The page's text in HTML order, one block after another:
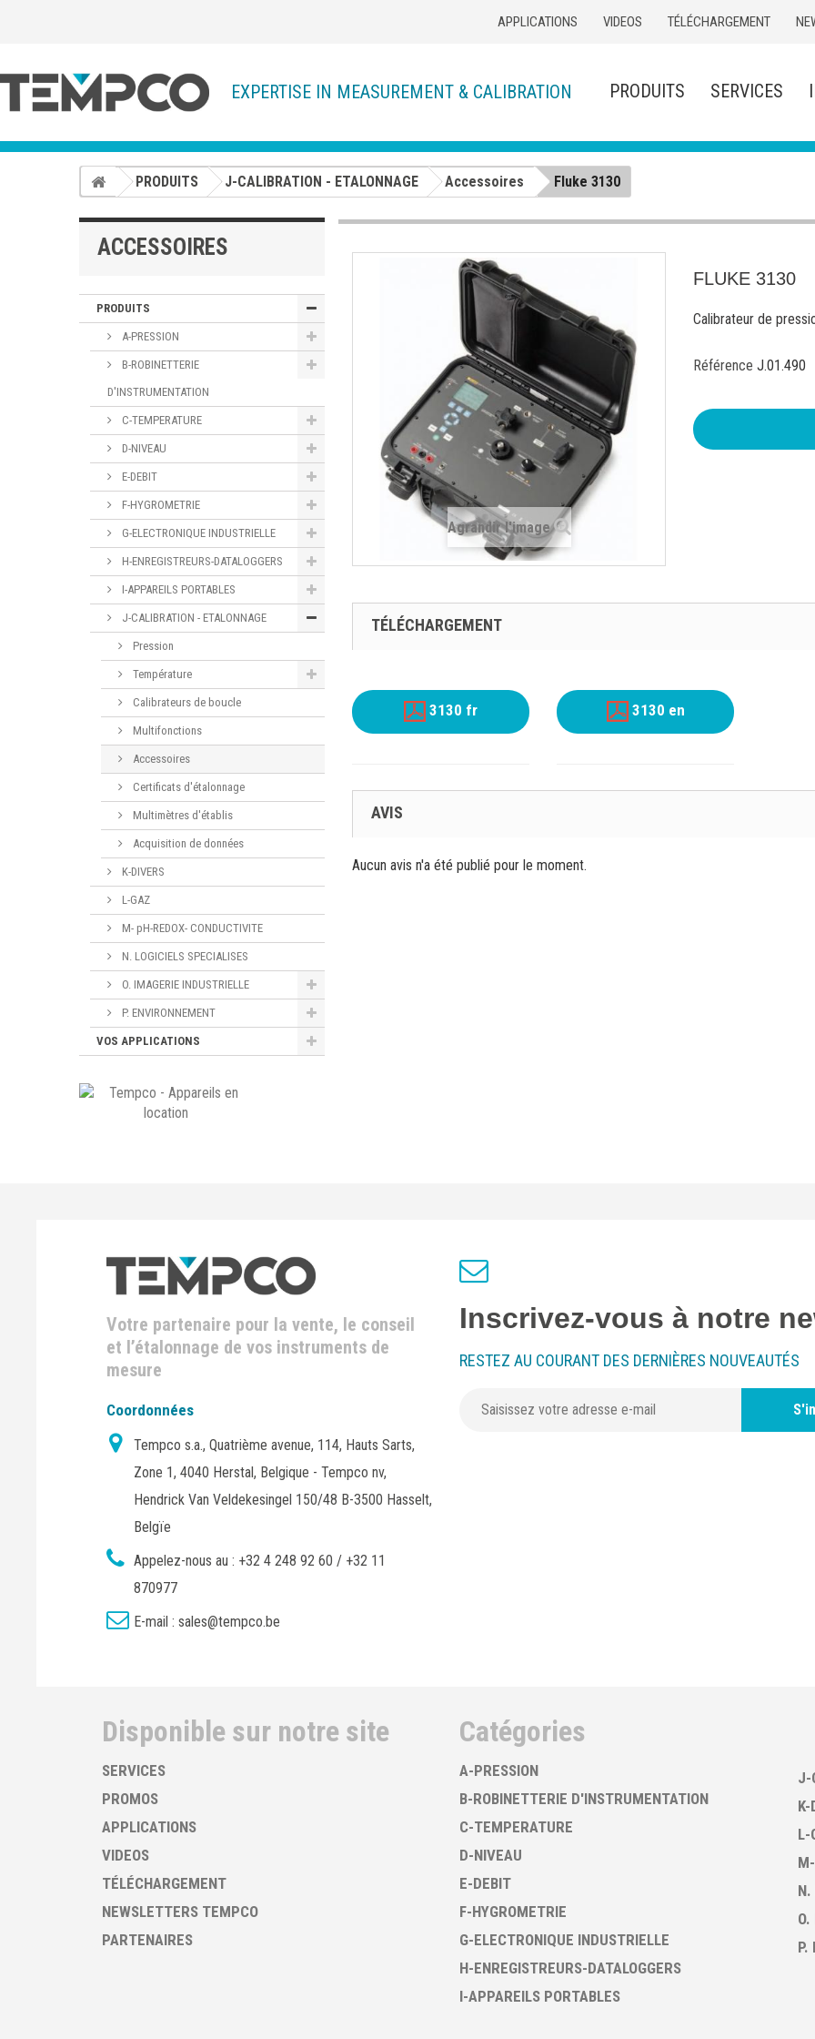
APPLICATIONS VIDEOS TÉLÉCHARGEMENT
EXPERTISE IN MEASUREMENT & CALIBRATION PRODUITS SERVICES
PRODUITS J-CALIBRATION - ETALONNAGE Accessoires Fluke 3130
ACCESSOIRES
PRODUITS
A-PRESSION
B-ROBINETTERIE
D'INSTRUMENTATION
C-TEMPERATURE
D-NIVEAU
E-DEBIT
F-HYGROMETRIE
G-ELECTRONIQUE INDUSTRIELLE
H-ENREGISTREURS-DATALOGGERS
I-APPAREILS PORTABLES
J-CALIBRATION - ETALONNAGE
Pression
Température
Calibrateurs de boucle
Multifonctions
Accessoires
Certificats d'étalonnage
Multimètres d'établis
Acquisition de données
K-DIVERS
L-GAZ
M- pH-REDOX- CONDUCTIVITE
N. LOGICIELS SPECIALISES
O. IMAGERIE INDUSTRIELLE
P. ENVIRONNEMENT
VOS APPLICATIONS
Agrandir l'image
FLUKE 3130
Calibrateur de
Référence J.01.490
TÉLÉCHARGEMENT
3130 fr 3130 en
AVIS
Aucun avis n'a été publié pour le moment.
Inscrivez-vous à notre
RESTEZ AU COURANT DES DERNIÈRES NOUVEAUTÉS
Catégories
A-PRESSION
B-ROBINETTERIE D'INSTRUMENTATION
C-TEMPERATURE
D-NIVEAU
E-DEBIT
F-HYGROMETRIE
G-ELECTRONIQUE INDUSTRIELLE
H-ENREGISTREURS-DATALOGGERS
I-APPAREILS PORTABLES
J-
K-
L-
N.
P.
Votre partenaire pour la vente, le conseil
et l’étalonnage de vos instruments de
mesure
Coordonnées
Tempco s.a., Quatrième avenue, 114, Hauts Sarts,
Zone 1, 4040 Herstal, Belgique - Tempco nv,
Hendrick Van Veldekesingel 150/48 B-3500 Hasselt,
Belgïe
Appelez-nous au : +32 4 248 92 60 / +32 11
870977
E-mail : sales@tempco.be
Disponible sur notre site
SERVICES
PROMOS
APPLICATIONS
VIDEOS
TÉLÉCHARGEMENT
NEWSLETTERS TEMPCO
PARTENAIRES